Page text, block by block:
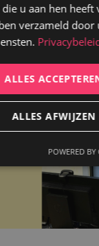
u aan hen heeft
verzameld door
ALLES
ALLES AFWIJZEN
POWERED BY